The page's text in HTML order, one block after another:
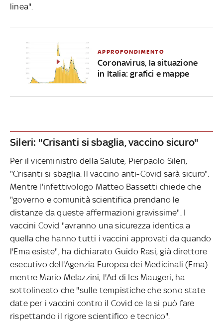
linea".
APPROFONDIMENTO
Coronavirus, la situazione
in Italia: grafici e mappe
Sileri: "Crisanti si sbaglia, vaccino sicuro"
Per il viceministro della Salute, Pierpaolo Sileri,
"Crisanti si sbaglia. Il vaccino anti-Covid sarà sicuro".
Mentre l'infettivologo Matteo Bassetti chiede che
"governo e comunità scientifica prendano le
distanze da queste affermazioni gravissime". I
vaccini Covid "avranno una sicurezza identica a
quella che hanno tutti i vaccini approvati da quando
l'Ema esiste", ha dichiarato Guido Rasi, già direttore
esecutivo dell'Agenzia Europea dei Medicinali (Ema)
mentre Mario Melazzini, l'Ad di Ics Maugeri, ha
sottolineato che "sulle tempistiche che sono state
date per i vaccini contro il Covid ce la si può fare
rispettando il rigore scientifico e tecnico".